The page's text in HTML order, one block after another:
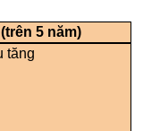
5 năm)
tăng